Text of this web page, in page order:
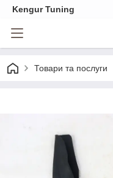
Kengur Tuning
Товари та послуги